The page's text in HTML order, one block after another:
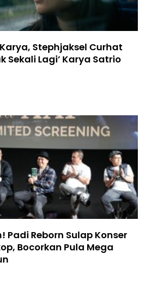
Stephjaksel Curhat
Sekali Lagi’ Karya Satrio
Padi Reborn Sulap Konser
Bocorkan Pula Mega